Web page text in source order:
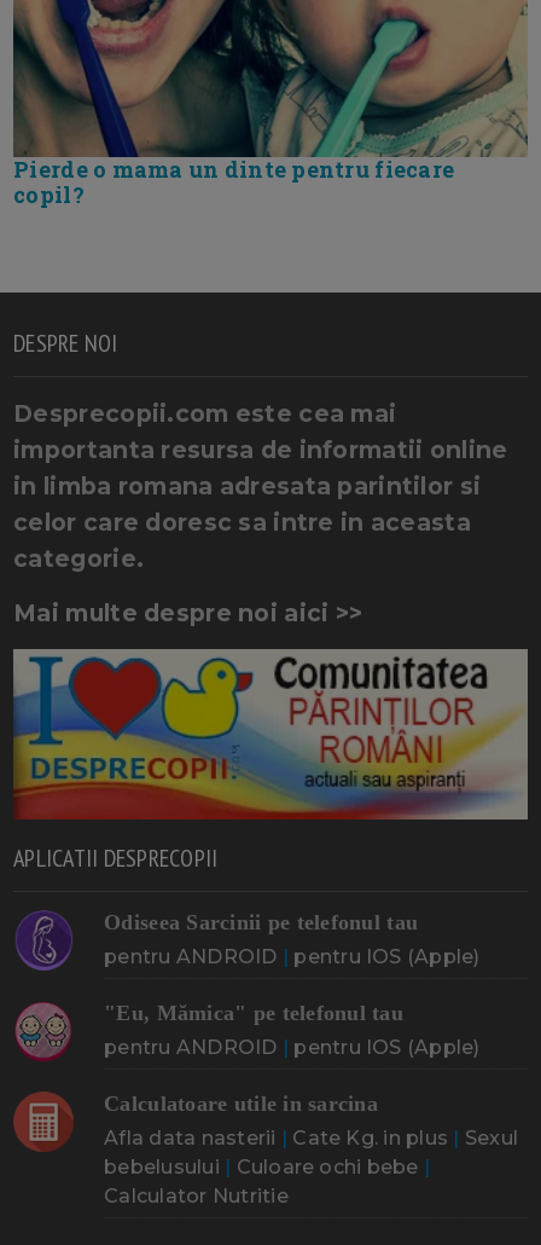
Pierde o mama un dinte pentru fiecare
copil?
DESPRE NOI
Desprecopii.com este cea mai
importanta resursa de informatii online
in limba romana adresata parintilor si
celor care doresc sa intre in aceasta
categorie.
Mai multe despre noi aici >>
APLICATII DESPRECOPII
Odiseea Sarcinii pe telefonul tau
pentru ANDROID | pentru IOS (Apple)
"Eu, Mămica" pe telefonul tau
pentru ANDROID | pentru IOS (Apple)
Calculatoare utile in sarcina
Afla data nasterii | Cate Kg. in plus | Sexul
bebelusului | Culoare ochi bebe |
Calculator Nutritie